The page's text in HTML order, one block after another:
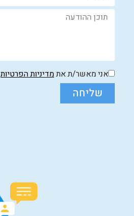
אני מאשר/ת אתמדיניות הפרטיות
שליחה